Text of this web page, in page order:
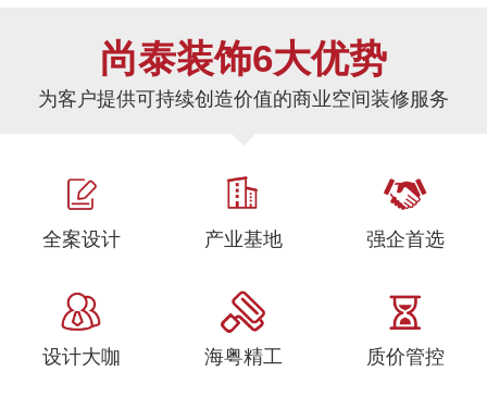
尚泰装饰6大优势
为客户提供可持续创造价值的商业空间装修服务
全案设计 产业基地 强企首选
设计大咖 海粤精工 质价管控